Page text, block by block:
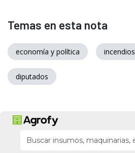
Temas en esta nota
economía y política incendios
diputados